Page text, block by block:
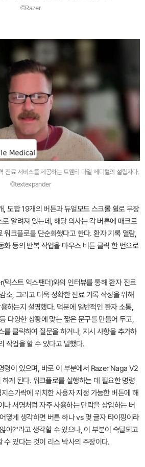
©Razer
진료 서비스를 제공하는 트웬티 마일 메디컬의 설립자다.
©textexpander
, 도합 19개의 버튼과 듀얼모드 스크롤 휠로 무장
알려져 있는데, 해당 의사는 각 버튼에 매크로
워크플로를 단순화했다고 한다. 환자 기록 열람,
화 등의 반복 작업을 마우스 버튼 클릭 한 번으로
스트 익스팬더)와의 인터뷰를 통해 환자 진료
소, 그리고 더욱 정확한 진료 기록 작성을 위해
하는지 설명했다. 덕분에 일반적인 환자 소통,
다양한 상황에 맞는 짧은 문구를 만들어 두고,
를 클릭하여 질문을 하거나, 지시 사항을 추가하
작업을 할 수 있다고 말했다.
령이 있으며, 바로 이 부분에서 Razer Naga V2
게 된다. 워크플로를 실행하는 데 필요한 명령
손가락에 위치한 사용자 지정 가능한 버튼에 해
나 서명처럼 자주 사용하는 단락을 삽입하는 버
떻게 생각하면 버튼 하나 vs 몇 글자 타이핑이라
아?"라고 생각할 수 있으나, 이 부분이 숙달되고
수 있다는 것이 리스 박사의 주장이다.